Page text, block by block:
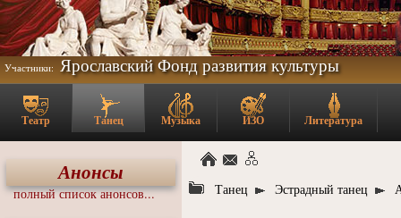
Участники: Ярославский Фонд развития культуры
Театр Танец Музыка ИЗО Литература
Анонсы
полный список анонсов... Танец Эстрадный танец